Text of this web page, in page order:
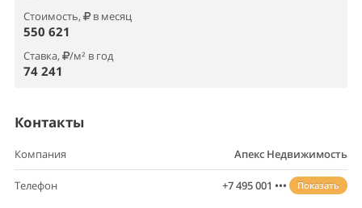
Стоимость, в месяц
550 621
Ставка, /м² в год
74 241
Контакты
Компания Апекс Недвижимость
Телефон +7 495 001 ••• Показать